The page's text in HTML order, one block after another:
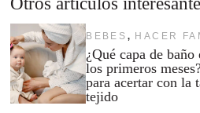
BEBES , HACER
¿Qué capa de baño
los primeros
para acertar con la
tejido